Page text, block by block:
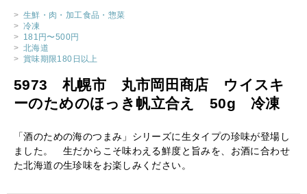
> 生鮮・肉・加工食品・惣菜
> 冷凍
> 181円〜500円
> 北海道
> 賞味期限180日以上
5973 札幌市 丸市岡田商店 ウイスキ
ーのためのほっき帆立合え 50g 冷凍
「酒のための海のつまみ」シリーズに生タイプの珍味が登場し
ました。 生だからこそ味わえる鮮度と旨みを、お酒に合わせ
た北海道の生珍味をお楽しみください。